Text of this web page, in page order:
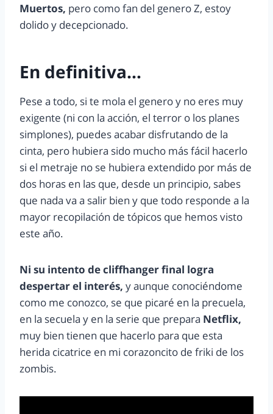
Muertos, pero como fan del genero Z, estoy
dolido y decepcionado.
En definitiva…
Pese a todo, si te mola el genero y no eres muy
exigente (ni con la acción, el terror o los planes
simplones), puedes acabar disfrutando de la
cinta, pero hubiera sido mucho más fácil hacerlo
si el metraje no se hubiera extendido por más de
dos horas en las que, desde un principio, sabes
que nada va a salir bien y que todo responde a la
mayor recopilación de tópicos que hemos visto
este año.
Ni su intento de cliffhanger final logra
despertar el interés, y aunque conociéndome
como me conozco, se que picaré en la precuela,
en la secuela y en la serie que prepara Netflix,
muy bien tienen que hacerlo para que esta
herida cicatrice en mi corazoncito de friki de los
zombis.